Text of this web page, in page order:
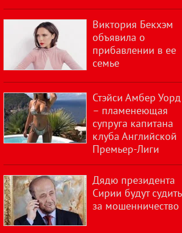
Виктория Бекхэм
объявила о
прибавлении в ее
семье
Стэйси Амбер Уорд
– пламенеющая
супруга капитана
клуба Английской
Премьер-Лиги
Дядю президента
Сирии будут судить
за мошенничество